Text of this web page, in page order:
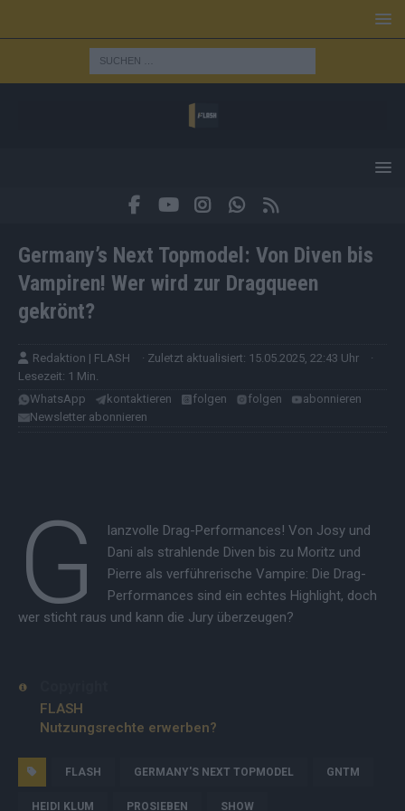
Germany’s Next Topmodel: Von Diven bis
Vampiren! Wer wird zur Dragqueen
gekrönt?
Redaktion | FLASH · Zuletzt aktualisiert: 15.05.2025, 22:43 Uhr
·
Lesezeit: 1 Min.
WhatsApp
kontaktieren folgen folgen
abonnieren
Newsletter abonnieren
G
lanzvolle Drag-Performances! Von Josy und
Dani als strahlende Diven bis zu Moritz und
Pierre als verführerische Vampire: Die Drag-
Performances sind ein echtes Highlight, doch
wer sticht raus und kann die Jury überzeugen?
FLASH
Nutzungsrechte erwerben?
FLASH GERMANY'S NEXT TOPMODEL GNTM
HEIDI KLUM PROSIEBEN SHOW